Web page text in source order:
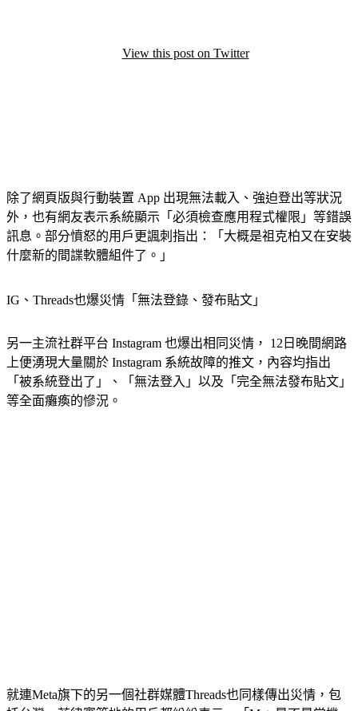
除了網頁版與行動裝置 App 出現無法載入、強迫登出等狀況
外，也有網友表示系統顯示「必須檢查應用程式權限」等錯誤
訊息。部分憤怒的用戶更諷刺指出：「大概是祖克柏又在安裝
另一主流社群平台 Instagram 也爆出相同災情， 12日晚間網路
上便湧現大量關於 Instagram 系統故障的推文，內容均指出
「被系統登出了」、「無法登入」以及「完全無法發布貼文」